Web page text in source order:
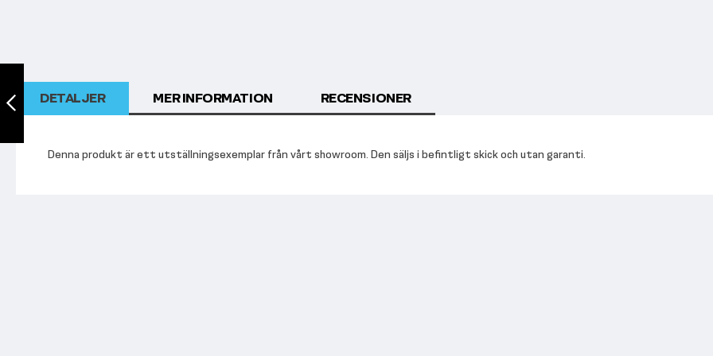
TF Standard PL,
Lat Pull Down
DETALJER
Denna produkt är ett utställningsexemplar från vårt showroom. Den säljs i befintligt skick och utan garanti.
MER INFORMATION RECENSIONER